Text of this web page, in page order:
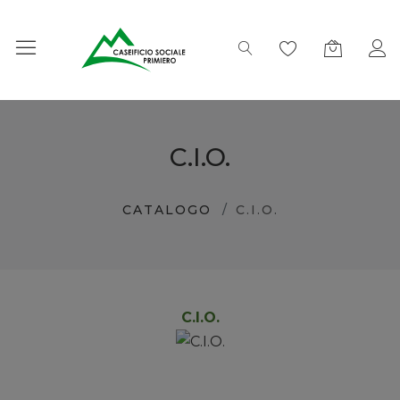
C.I.O.
CATALOGO C.I.O.
C.I.O.